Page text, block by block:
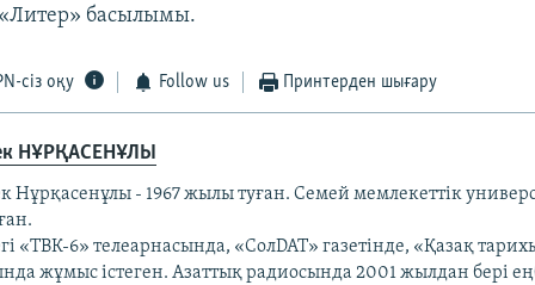
басылымы.
сіз оқу Follow us Принтерден шығару
НҰРҚАСЕНҰЛЫ
Нұрқасенұлы - 1967 жылы туған. Семей мемлекеттік
«ТВК-6» телеарнасында, «СолDAT» газетінде, «Қазақ
жұмыс істеген. Азаттық радиосында 2001 жылдан бері